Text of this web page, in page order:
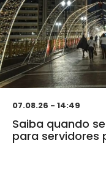
07.08.26 - 14:49
Saiba quando
para servidores